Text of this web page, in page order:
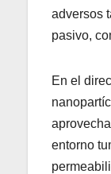
adversos
pasivo,
En el
entorno